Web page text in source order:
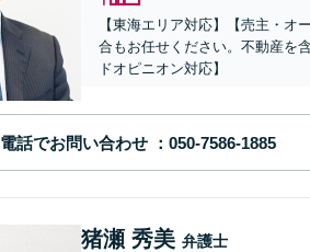
【東海エリア対応】【売主・
合もお任せください。不動産を
ドオピニオン対応】
電話でお問い合わせ
猪瀬 秀美 弁護士